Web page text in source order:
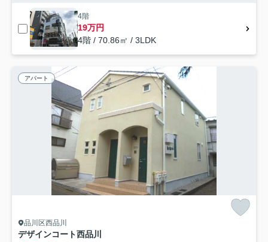
4階
19万円
4階 / 70.86㎡ / 3LDK
アパート
品川区西品川
デザインコート西品川